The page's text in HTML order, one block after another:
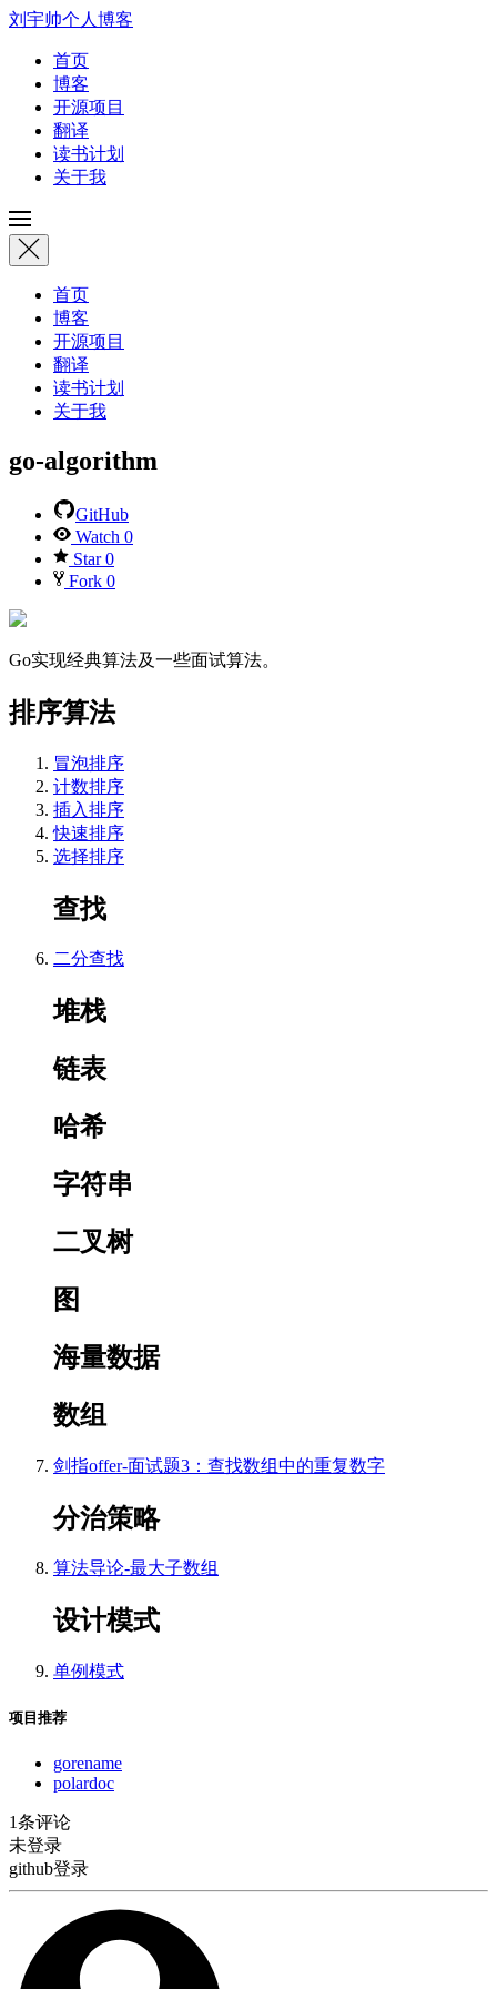
刘宇帅个人博客
首页
博客
开源项目
翻译
读书计划
关于我
首页
博客
开源项目
翻译
读书计划
关于我
go-algorithm
GitHub
Watch 0
Star0
Fork 0
Go实现经典算法及一些面试算法。
排序算法
冒泡排序
计数排序
插入排序
快速排序
选择排序
查找
二分查找
堆栈
链表
哈希
字符串
二叉树
图
海量数据
数组
剑指offer-面试题3：查找数组中的重复数字
分治策略
算法导论-最大子数组
设计模式
单例模式
项目推荐
gorename
polardoc
1条评论
未登录
github登录